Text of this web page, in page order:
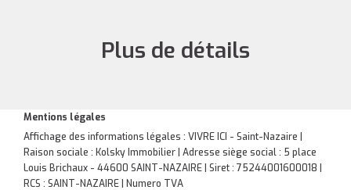
Plus de détails
Mentions légales
Affichage des informations légales : VIVRE ICI - Saint-Nazaire |
Raison sociale : Kolsky Immobilier | Adresse siège social : 5 place
Louis Brichaux - 44600 SAINT-NAZAIRE | Siret : 75244001600018 |
RCS : SAINT-NAZAIRE | Numero TVA